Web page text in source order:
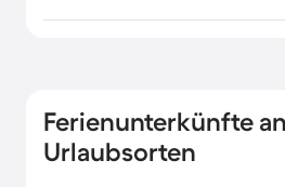
Ferienunterkünfte
Urlaubsorten